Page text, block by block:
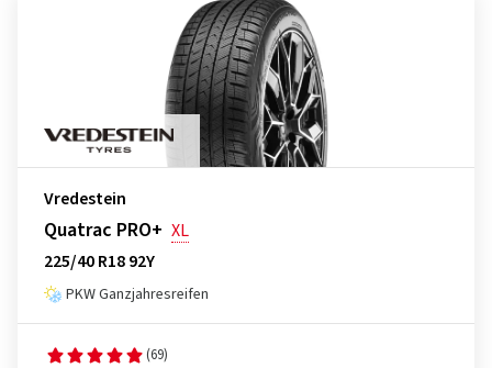
Vredestein
Quatrac PRO+ XL
225/40 R18 92Y
PKW Ganzjahresreifen
(69)